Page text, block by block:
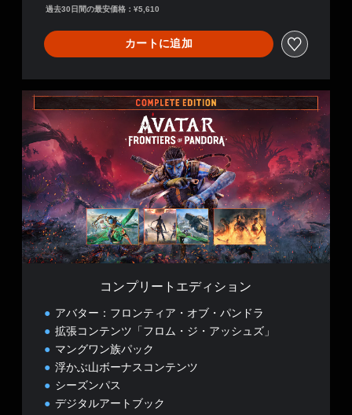
過去30日間の最安価格：¥5,610
カートに追加
コ
プ
リ
ー
ト
デ
ィ
シ
ョ
ン
コンプリートエディション
アバター：フロンティア・オブ・パンドラ
拡張コンテンツ「フロム・ジ・アッシュズ」
マングワン族パック
浮かぶ山ボーナスコンテンツ
シーズンパス
デジタルアートブック